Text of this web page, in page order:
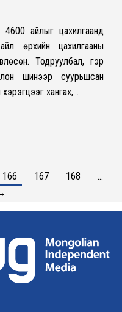
айлыг цахилгаанд
өрхийн цахилгааны
Тодруулбал, гэр
шинээр суурьшсан
хангах,…
166 167 168
…